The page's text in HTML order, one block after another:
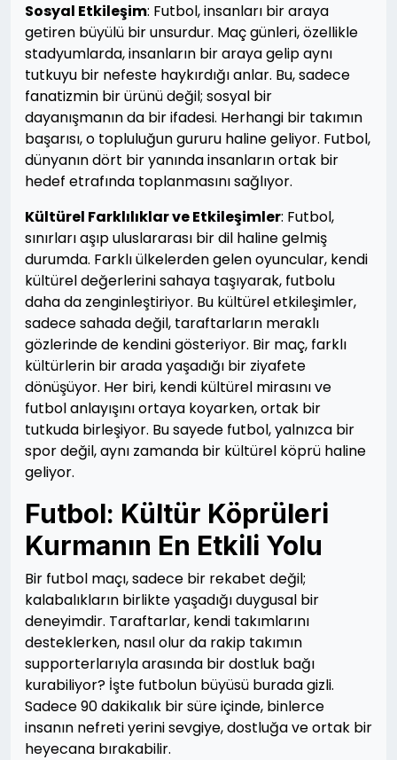
Sosyal Etkileşim: Futbol, insanları bir araya
getiren büyülü bir unsurdur. Maç günleri, özellikle
stadyumlarda, insanların bir araya gelip aynı
tutkuyu bir nefeste haykırdığı anlar. Bu, sadece
fanatizmin bir ürünü değil; sosyal bir
dayanışmanın da bir ifadesi. Herhangi bir takımın
başarısı, o topluluğun gururu haline geliyor. Futbol,
dünyanın dört bir yanında insanların ortak bir
hedef etrafında toplanmasını sağlıyor.
Kültürel Farklılıklar ve Etkileşimler: Futbol,
sınırları aşıp uluslararası bir dil haline gelmiş
durumda. Farklı ülkelerden gelen oyuncular, kendi
kültürel değerlerini sahaya taşıyarak, futbolu
daha da zenginleştiriyor. Bu kültürel etkileşimler,
sadece sahada değil, taraftarların meraklı
gözlerinde de kendini gösteriyor. Bir maç, farklı
kültürlerin bir arada yaşadığı bir ziyafete
dönüşüyor. Her biri, kendi kültürel mirasını ve
futbol anlayışını ortaya koyarken, ortak bir
tutkuda birleşiyor. Bu sayede futbol, yalnızca bir
spor değil, aynı zamanda bir kültürel köprü haline
geliyor.
Futbol: Kültür Köprüleri
Kurmanın En Etkili Yolu
Bir futbol maçı, sadece bir rekabet değil;
kalabalıkların birlikte yaşadığı duygusal bir
deneyimdir. Taraftarlar, kendi takımlarını
desteklerken, nasıl olur da rakip takımın
supporterlarıyla arasında bir dostluk bağı
kurabiliyor? İşte futbolun büyüsü burada gizli.
Sadece 90 dakikalık bir süre içinde, binlerce
insanın nefreti yerini sevgiye, dostluğa ve ortak bir
heyecana bırakabilir.